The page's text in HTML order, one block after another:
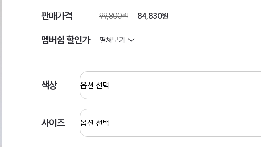
판매가격 99,800원 84,830원
멤버쉽 할인가 펼쳐보기
색상
사이즈